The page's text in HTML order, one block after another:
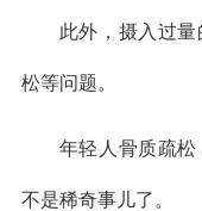
此外，摄入过
松等问题。
年轻人骨质疏
不是稀奇事儿了。